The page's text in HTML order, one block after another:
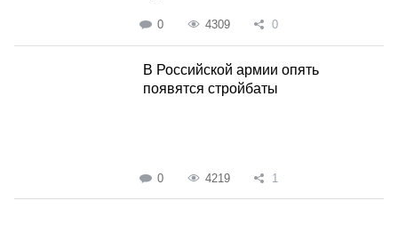
0 4309 0
В Российской армии опять
появятся стройбаты
0 4219 1